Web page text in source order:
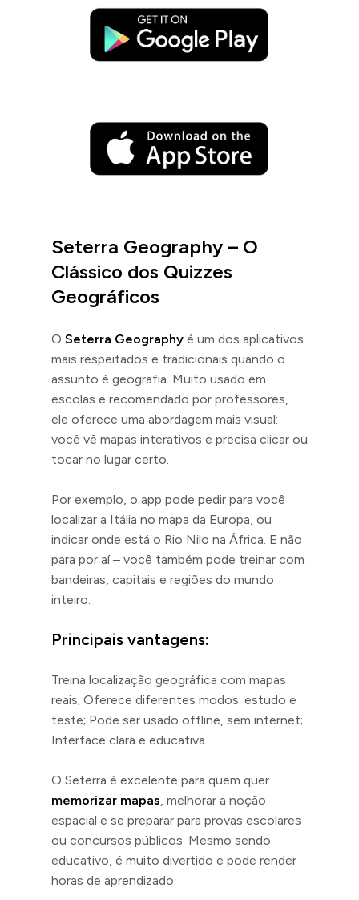
Seterra Geography – O
Clássico dos Quizzes
Geográficos
O Seterra Geography é um dos aplicativos
mais respeitados e tradicionais quando o
assunto é geografia. Muito usado em
escolas e recomendado por professores,
ele oferece uma abordagem mais visual:
você vê mapas interativos e precisa clicar ou
tocar no lugar certo.
Por exemplo, o app pode pedir para você
localizar a Itália no mapa da Europa, ou
indicar onde está o Rio Nilo na África. E não
para por aí – você também pode treinar com
bandeiras, capitais e regiões do mundo
inteiro.
Principais vantagens:
Treina localização geográfica com mapas
reais; Oferece diferentes modos: estudo e
teste; Pode ser usado offline, sem internet;
Interface clara e educativa.
O Seterra é excelente para quem quer
memorizar mapas, melhorar a noção
espacial e se preparar para provas escolares
ou concursos públicos. Mesmo sendo
educativo, é muito divertido e pode render
horas de aprendizado.